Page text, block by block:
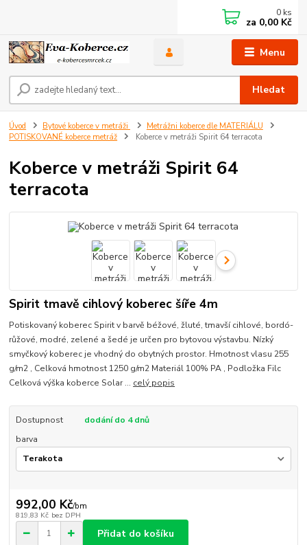
Menu
Hledat
0 ks
za 0,00 Kč
Úvod Bytové koberce v metráži
Metrážni koberce dle MATERIÁLU
POTISKOVANÉ koberce metráž
Koberce v metráži Spirit 64 terracota
Koberce v metráži Spirit 64
terracota
Spirit tmavě cihlový koberec šíře 4m
Potiskovaný koberec Spirit v barvě béžové, žluté, tmavší cihlové, bordó-
růžové, modré, zelené a šedé je určen pro bytovou výstavbu. Nízký
smyčkový koberec je vhodný do obytných prostor. Hmotnost vlasu 255
g/m2 , Celková hmotnost 1250 g/m2 Materiál 100% PA , Podložka Filc
Celková výška koberce Solar ... celý popis
Dostupnost
dodání do 4 dnů
barva
992,00 Kč/bm
819,83 Kč bez DPH
Přidat do košíku